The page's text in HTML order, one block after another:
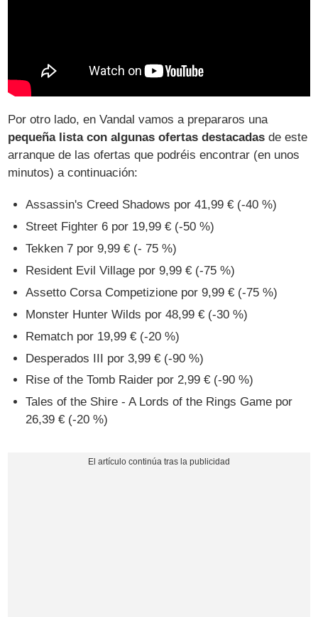
Por otro lado, en Vandal vamos a prepararos una
pequeña lista con algunas ofertas destacadas de este
arranque de las ofertas que podréis encontrar (en unos
minutos) a continuación:
Assassin's Creed Shadows por 41,99 € (-40 %)
Street Fighter 6 por 19,99 € (-50 %)
Tekken 7 por 9,99 € (- 75 %)
Resident Evil Village por 9,99 € (-75 %)
Assetto Corsa Competizione por 9,99 € (-75 %)
Monster Hunter Wilds por 48,99 € (-30 %)
Rematch por 19,99 € (-20 %)
Desperados III por 3,99 € (-90 %)
Rise of the Tomb Raider por 2,99 € (-90 %)
Tales of the Shire - A Lords of the Rings Game por
26,39 € (-20 %)